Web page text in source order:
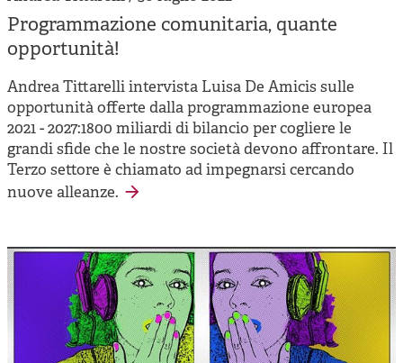
Programmazione comunitaria, quante
opportunità!
Andrea Tittarelli intervista Luisa De Amicis sulle
opportunità offerte dalla programmazione europea
2021 - 2027:1800 miliardi di bilancio per cogliere le
grandi sfide che le nostre società devono affrontare. Il
Terzo settore è chiamato ad impegnarsi cercando
nuove alleanze.